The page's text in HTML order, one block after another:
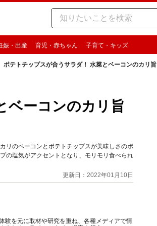
娠・出産 育児・赤ちゃん 子育て・キッズ
ポテトチップスが合うサラダ！ 水菜とベーコンのカリ
ベーコンのカリ旨
リのベーコンとポテトチップスが美味しさのポ
の塩気がアクセントとなり、モリモリ食べられ
更新日：2022年01月10日
験を元に取材や研究を重ね、各種メディアで情